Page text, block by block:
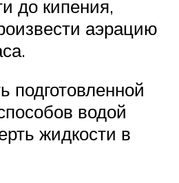
до кипения,
аэрацию
подготовленной
водой
жидкости в